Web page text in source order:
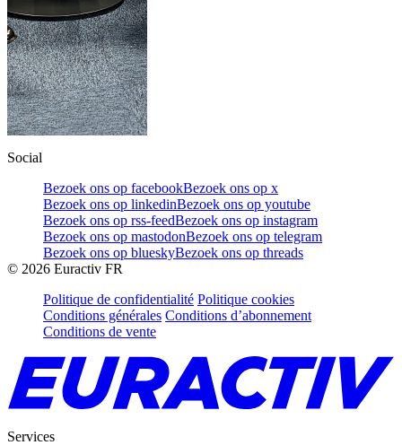
Social
Bezoek ons op facebookBezoek ons op x
Bezoek ons op linkedinBezoek ons op youtube
Bezoek ons op rss-feedBezoek ons op instagram
Bezoek ons op mastodonBezoek ons op telegram
Bezoek ons op blueskyBezoek ons op threads
© 2026 Euractiv FR
Politique de confidentialité Politique cookies
Conditions générales Conditions d’abonnement
Conditions de vente
Services